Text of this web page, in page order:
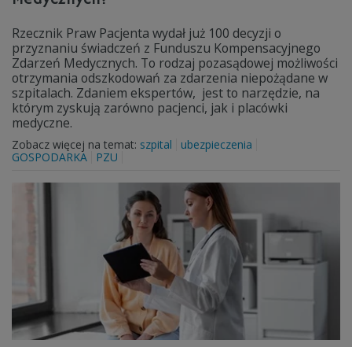
Rzecznik Praw Pacjenta wydał już 100 decyzji o
przyznaniu świadczeń z Funduszu Kompensacyjnego
Zdarzeń Medycznych. To rodzaj pozasądowej możliwości
otrzymania odszkodowań za zdarzenia niepożądane w
szpitalach. Zdaniem ekspertów, jest to narzędzie, na
którym zyskują zarówno pacjenci, jak i placówki
medyczne.
Zobacz więcej na temat: szpital
ubezpieczenia
GOSPODARKA
PZU